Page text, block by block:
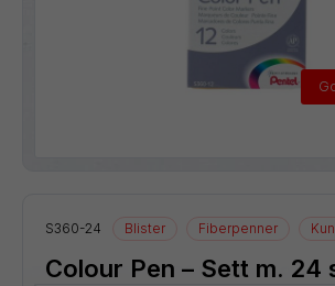
S360-24 Blister Fiberpenner
Colour Pen – Sett m. 24